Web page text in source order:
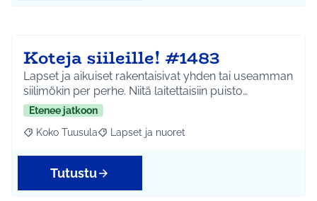
Koteja siileille! #1483
Lapset ja aikuiset rakentaisivat yhden tai useamman
siilimökin per perhe. Niitä laitettaisiin puisto…
Etenee jatkoon
Rajaa tulokset aihepiirin mukaan: Koko Tuusula
Koko Tuusula Rajaa tulokset teeman mukaan: Lapset ja
Lapset ja nuoret
Tutustu